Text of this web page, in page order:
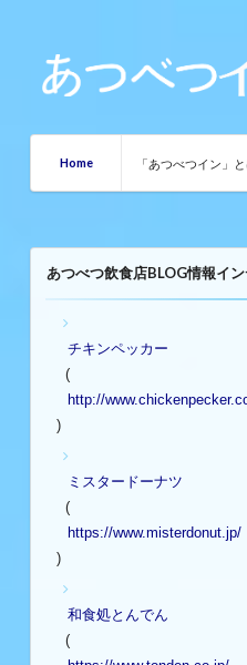
Home 「あつべつイン」
あつべつ飲食店BLOG情報イ
チキンペッカー
(
http://
)
ミスタードーナツ
(
https://www.misterdonut.jp/
)
和食処とんでん
(